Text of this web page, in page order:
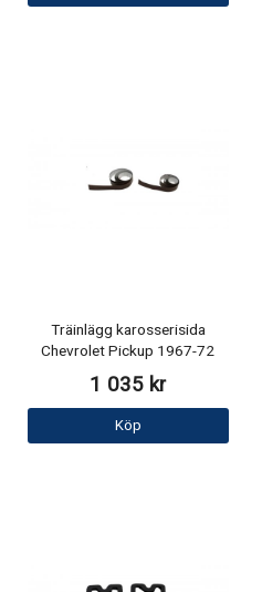
Träinlägg karosserisida
Chevrolet Pickup 1967-72
1 035 kr
Köp